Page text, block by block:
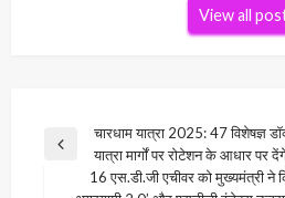
View all
Post
navigation
Previous
चारधाम यात्रा 2025: 47 विशेषज्ञ
यात्रा मार्गों पर रोटेशन के आधार पर
16 एस.डी.जी एचीवर को मुख्यमंत्री ने